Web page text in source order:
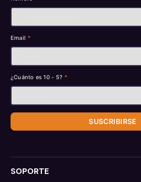
Email *
¿Cuánto es 10 - 5? *
SUSCRIBIRSE
SOPORTE